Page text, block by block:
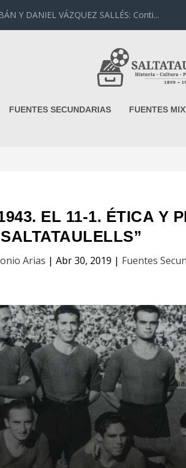
Y DANIEL VÁZQUEZ SALLÉS: Conti...
FUENTES SECUNDARIAS FUENTES
EL 11-1. ÉTICA Y
Arias | Abr 30, 2019 | Fuentes